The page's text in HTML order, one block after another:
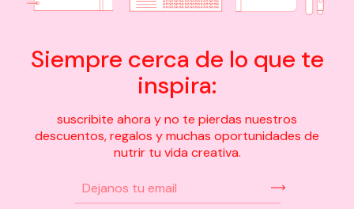
Siempre cerca de lo que te
inspira:
suscribite ahora y no te pierdas nuestros
descuentos, regalos y muchas oportunidades de
nutrir tu vida creativa.